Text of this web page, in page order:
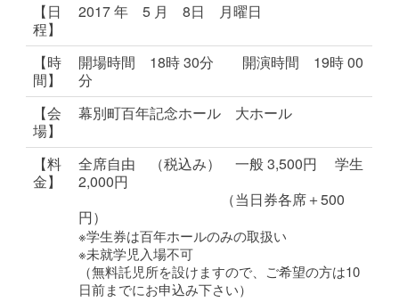
【日
程】
2017 年 5 月 8日 月曜日
【時
間】
開場時間 18時 30分 開演時間 19時 00
分
【会
場】
幕別町百年記念ホール 大ホール
【料
金】
全席自由 （税込み） 一般 3,500円 学生
2,000円
（当日券各席＋500
円）
※学生券は百年ホールのみの取扱い
※未就学児入場不可
（無料託児所を設けますので、ご希望の方は10
日前までにお申込み下さい）